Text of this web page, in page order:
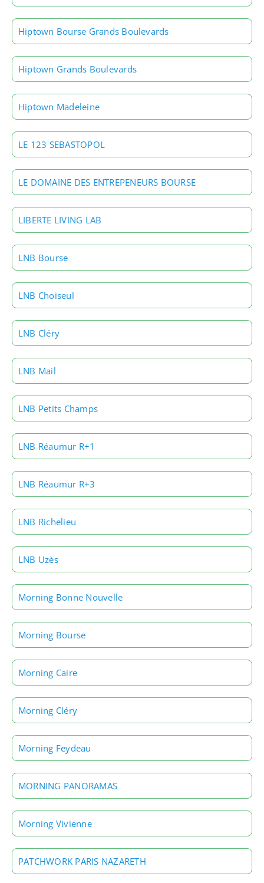
Hiptown Bourse Grands Boulevards
Hiptown Grands Boulevards
Hiptown Madeleine
LE 123 SEBASTOPOL
LE DOMAINE DES ENTREPENEURS BOURSE
LIBERTE LIVING LAB
LNB Bourse
LNB Choiseul
LNB Cléry
LNB Mail
LNB Petits Champs
LNB Réaumur R+1
LNB Réaumur R+3
LNB Richelieu
LNB Uzès
Morning Bonne Nouvelle
Morning Bourse
Morning Caire
Morning Cléry
Morning Feydeau
MORNING PANORAMAS
Morning Vivienne
PATCHWORK PARIS NAZARETH